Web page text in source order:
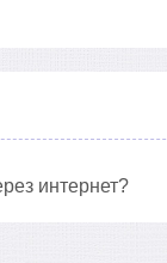
интернет?